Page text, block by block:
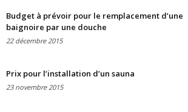
Budget à prévoir pour le remplacement d’une
baignoire par une douche
22 décembre 2015
Prix pour l’installation d’un sauna
23 novembre 2015